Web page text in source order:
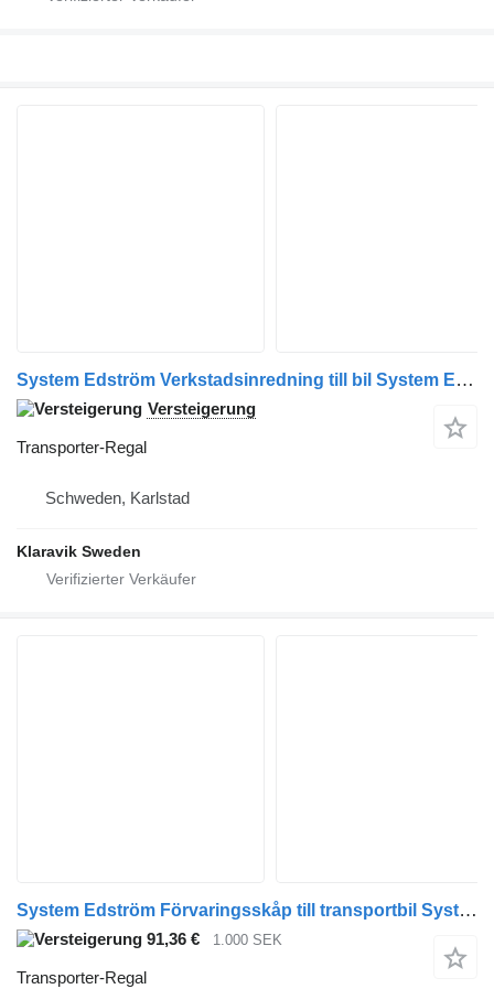
System Edström Verkstadsinredning till bil System Edström parti med lådor
Versteigerung
Transporter-Regal
Schweden, Karlstad
Klaravik Sweden
System Edström Förvaringsskåp till transportbil System Edström
91,36 € 1.000 SEK
Transporter-Regal